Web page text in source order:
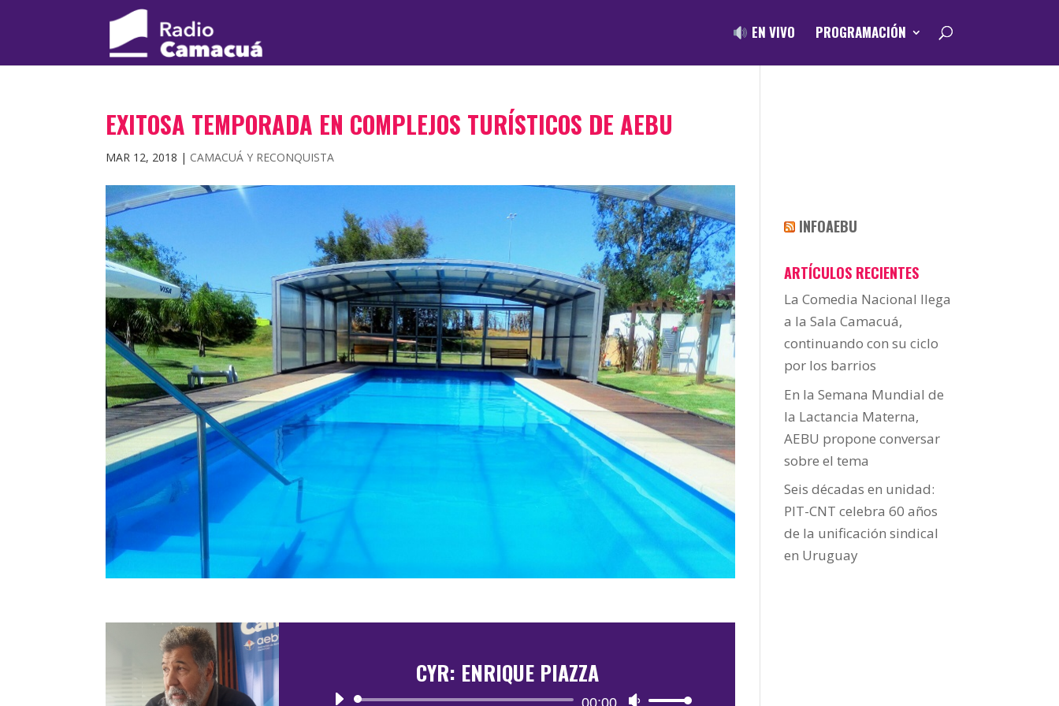
EN VIVO PROGRAMACIÓN
EXITOSA TEMPORADA EN COMPLEJOS TURÍSTICOS DE AEBU
MAR 12, 2018 | CAMACUÁ Y RECONQUISTA
CYR: ENRIQUE PIAZZA
Reproductor00:00
Utiliza
INFOAEBU
ARTÍCULOS RECIENTES
La Comedia Nacional llega
a la Sala Camacuá,
continuando con su ciclo
por los barrios
En la Semana Mundial de
la Lactancia Materna,
AEBU propone conversar
sobre el tema
Seis décadas en unidad:
PIT-CNT celebra 60 años
de la unificación sindical
en Uruguay